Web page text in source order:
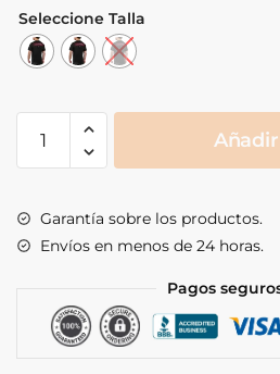
Seleccione Talla
Discipline
cantidad
Garantía sobre los productos.
Envíos en menos de 24 horas.
Pagos